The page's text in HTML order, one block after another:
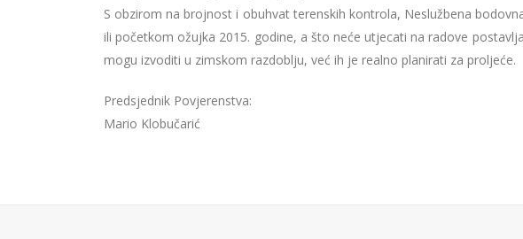
S obzirom na brojnost i obuhvat terenskih kontrola, Neslužbena
ili početkom ožujka 2015. godine, a što neće utjecati na radove
mogu izvoditi u zimskom razdoblju, već ih je realno planirati za proljeće.
Predsjednik Povjerenstva:
Mario Klobučarić